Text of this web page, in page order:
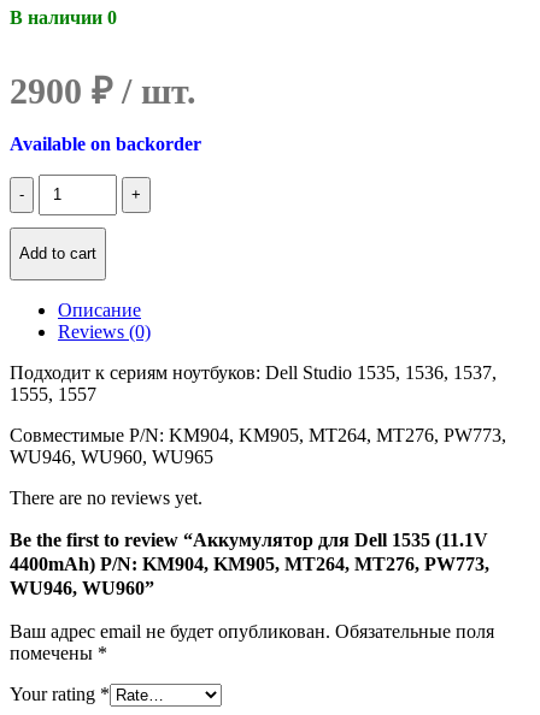
В наличии 0
2900 ₽
Available on backorder
Количество
Аккумулятор
для
Dell
4400mAh)
P/N:
KM905,
MT264,
PW773,
WU946,
WU960
Add to cart
Описание
Reviews (0)
Подходит к сериям ноутбуков: Dell Studio 1535, 1536, 1537,
1555, 1557
Совместимые P/N: KM904, KM905, MT264, MT276, PW773,
WU946, WU960, WU965
There are no reviews yet.
Be the first to review “Аккумулятор для Dell 1535 (11.1V
4400mAh) P/N: KM904, KM905, MT264, MT276, PW773,
WU946, WU960”
Ваш адрес email не будет опубликован. Обязательные поля
помечены *
Your rating *